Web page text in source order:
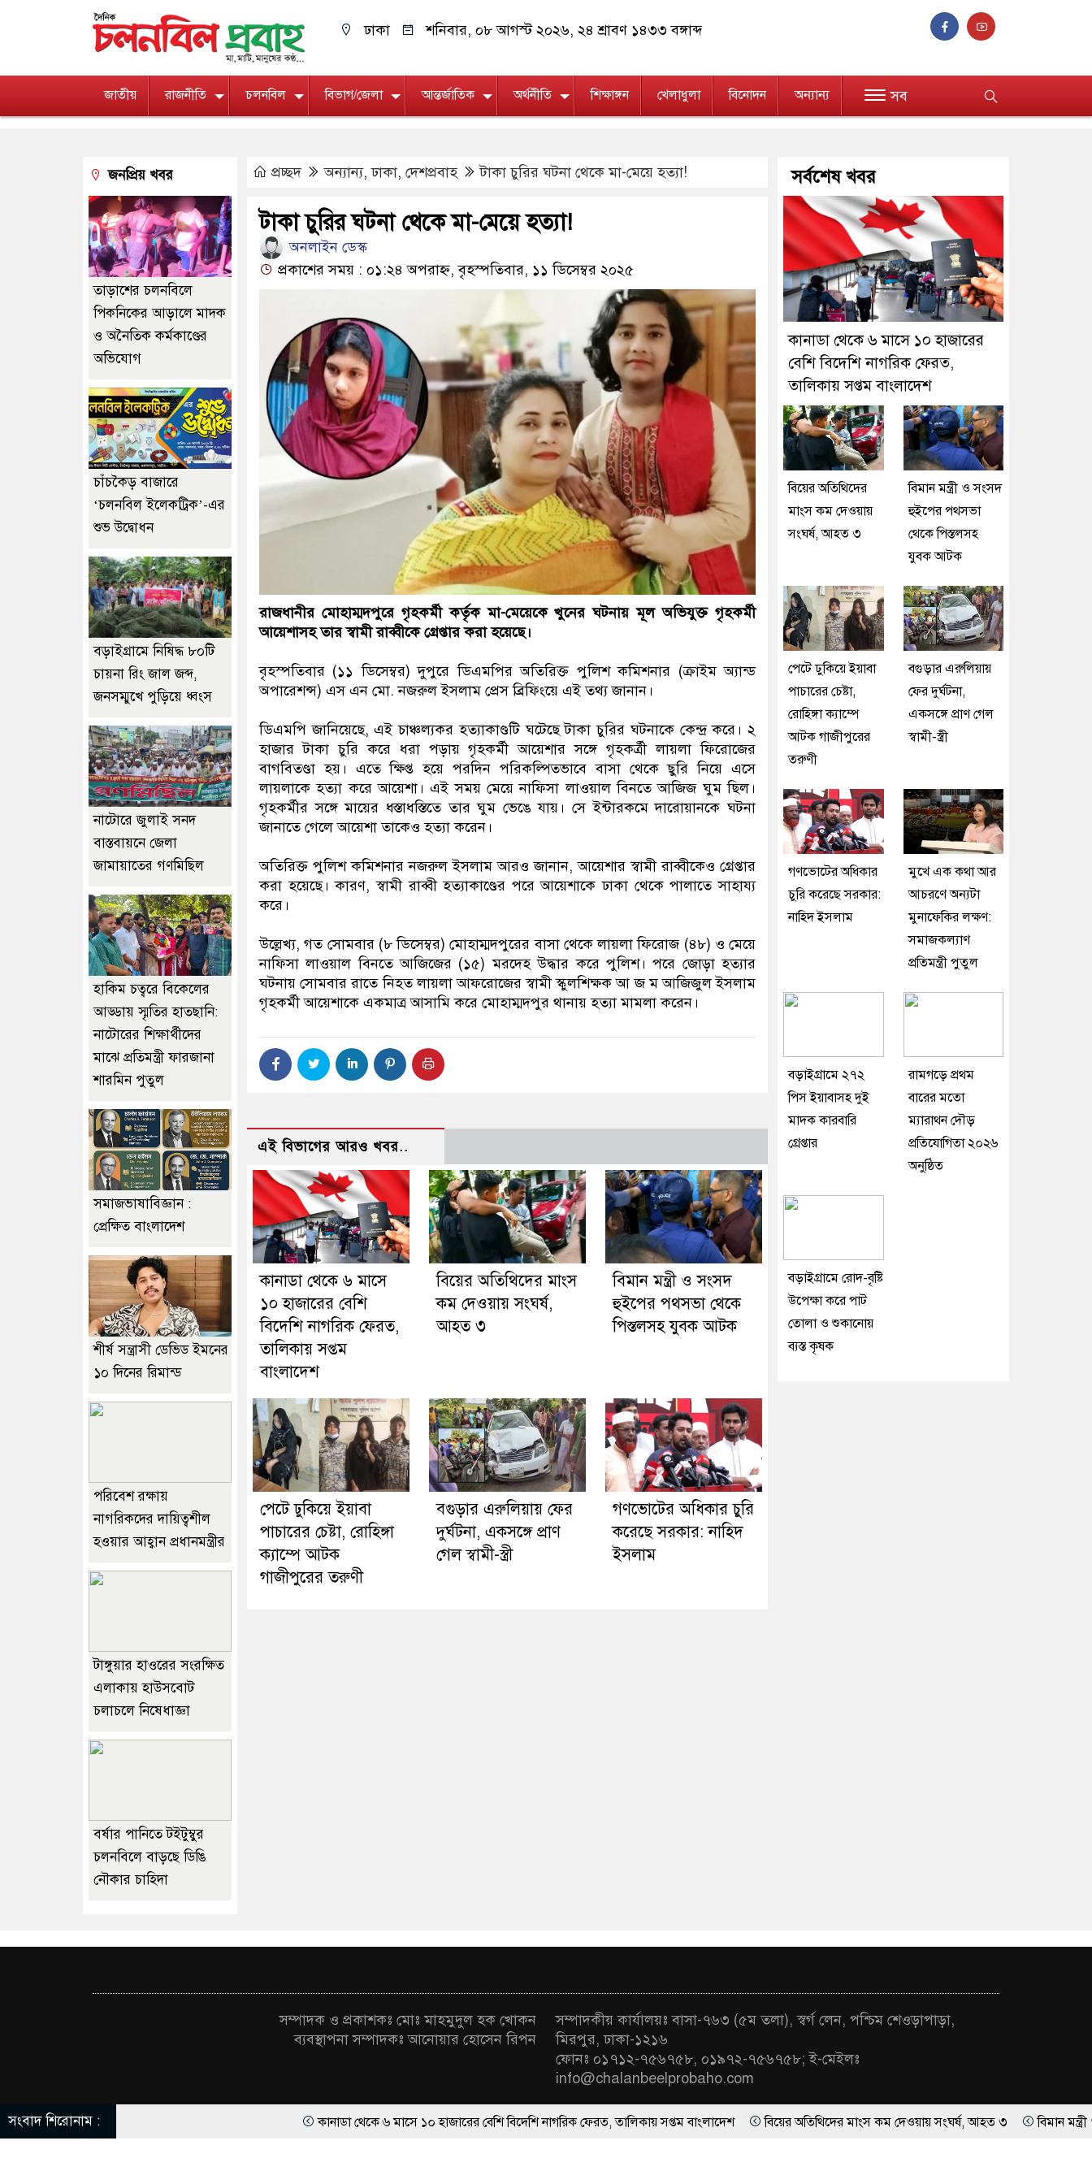
ঢাকা শনিবার, ০৮ আগস্ট ২০২৬, ২৪ শ্রাবণ ১৪৩৩ বঙ্গাব্দ
জাতীয় রাজনীতি চলনবিল বিভাগ/জেলা আন্তর্জাতিক অর্থনীতি শিক্ষাঙ্গন খেলাধুলা বিনোদন অন্যান্য সব
প্রচ্ছদ অন্যান্য,ঢাকা, দেশপ্রবাহ টাকা চুরির ঘটনা থেকে মা-মেয়ে হত্যা!
টাকা চুরির ঘটনা থেকে মা-মেয়ে হত্যা!
অনলাইন ডেস্ক
প্রকাশের সময় : ০১:২৪ অপরাহ্ন, বৃহস্পতিবার, ১১ ডিসেম্বর ২০২৫
রাজধানীর মোহাম্মদপুরে গৃহকর্মী কর্তৃক মা-মেয়েকে খুনের ঘটনায় মূল অভিযুক্ত গৃহকর্মী
আয়েশাসহ তার স্বামী রাব্বীকে গ্রেপ্তার করা হয়েছে।
বৃহস্পতিবার (১১ ডিসেম্বর) দুপুরে ডিএমপির অতিরিক্ত পুলিশ কমিশনার (ক্রাইম অ্যান্ড
অপারেশন্স) এস এন মো. নজরুল ইসলাম প্রেস ব্রিফিংয়ে এই তথ্য জানান।
ডিএমপি জানিয়েছে, এই চাঞ্চল্যকর হত্যাকাণ্ডটি ঘটেছে টাকা চুরির ঘটনাকে কেন্দ্র করে। ২
হাজার টাকা চুরি করে ধরা পড়ায় গৃহকর্মী আয়েশার সঙ্গে গৃহকর্ত্রী লায়লা ফিরোজের
বাগবিতণ্ডা হয়। এতে ক্ষিপ্ত হয়ে পরদিন পরিকল্পিতভাবে বাসা থেকে ছুরি নিয়ে এসে
লায়লাকে হত্যা করে আয়েশা। এই সময় মেয়ে নাফিসা লাওয়াল বিনতে আজিজ ঘুম ছিল।
গৃহকর্মীর সঙ্গে মায়ের ধস্তাধস্তিতে তার ঘুম ভেঙে যায়। সে ইন্টারকমে দারোয়ানকে ঘটনা
জানাতে গেলে আয়েশা তাকেও হত্যা করেন।
অতিরিক্ত পুলিশ কমিশনার নজরুল ইসলাম আরও জানান, আয়েশার স্বামী রাব্বীকেও গ্রেপ্তার
করা হয়েছে। কারণ, স্বামী রাব্বী হত্যাকাণ্ডের পরে আয়েশাকে ঢাকা থেকে পালাতে সাহায্য
করে।
উল্লেখ্য, গত সোমবার (৮ ডিসেম্বর) মোহাম্মদপুরের বাসা থেকে লায়লা ফিরোজ (৪৮) ও মেয়ে
নাফিসা লাওয়াল বিনতে আজিজের (১৫) মরদেহ উদ্ধার করে পুলিশ। পরে জোড়া হত্যার
ঘটনায় সোমবার রাতে নিহত লায়লা আফরোজের স্বামী স্কুলশিক্ষক আ জ ম আজিজুল ইসলাম
গৃহকর্মী আয়েশাকে একমাত্র আসামি করে মোহাম্মদপুর থানায় হত্যা মামলা করেন।
এই বিভাগের আরও খবর..
কানাডা থেকে ৬ মাসে
১০ হাজারের বেশি
বিদেশি নাগরিক ফেরত,
তালিকায় সপ্তম
বাংলাদেশ
বিয়ের অতিথিদের মাংস
কম দেওয়ায় সংঘর্ষ,
আহত ৩
বিমান মন্ত্রী ও সংসদ
হুইপের পথসভা থেকে
পিস্তলসহ যুবক আটক
পেটে ঢুকিয়ে ইয়াবা
পাচারের চেষ্টা, রোহিঙ্গা
ক্যাম্পে আটক
গাজীপুরের তরুণী
বগুড়ার এরুলিয়ায় ফের
দুর্ঘটনা, একসঙ্গে প্রাণ
গেল স্বামী-স্ত্রী
গণভোটের অধিকার চুরি
করেছে সরকার: নাহিদ
ইসলাম
জনপ্রিয় খবর
তাড়াশের চলনবিলে
পিকনিকের আড়ালে মাদক
ও অনৈতিক কর্মকাণ্ডের
অভিযোগ
চাঁচকৈড় বাজারে
‘চলনবিল ইলেকট্রিক’-এর
শুভ উদ্বোধন
বড়াইগ্রামে নিষিদ্ধ ৮০টি
চায়না রিং জাল জব্দ,
জনসম্মুখে পুড়িয়ে ধ্বংস
নাটোরে জুলাই সনদ
বাস্তবায়নে জেলা
জামায়াতের গণমিছিল
হাকিম চত্বরে বিকেলের
আড্ডায় স্মৃতির হাতছানি:
নাটোরের শিক্ষার্থীদের
মাঝে প্রতিমন্ত্রী ফারজানা
শারমিন পুতুল
সমাজভাষাবিজ্ঞান :
প্রেক্ষিত বাংলাদেশ
শীর্ষ সন্ত্রাসী ডেভিড ইমনের
১০ দিনের রিমান্ড
পরিবেশ রক্ষায়
নাগরিকদের দায়িত্বশীল
হওয়ার আহ্বান প্রধানমন্ত্রীর
টাঙ্গুয়ার হাওরের সংরক্ষিত
এলাকায় হাউসবোট
চলাচলে নিষেধাজ্ঞা
বর্ষার পানিতে টইটুম্বুর
চলনবিলে বাড়ছে ডিঙি
নৌকার চাহিদা
সর্বশেষ খবর
কানাডা থেকে ৬ মাসে ১০ হাজারের
বেশি বিদেশি নাগরিক ফেরত,
তালিকায় সপ্তম বাংলাদেশ
বিয়ের অতিথিদের
মাংস কম দেওয়ায়
সংঘর্ষ, আহত ৩
বিমান মন্ত্রী ও সংসদ
হুইপের পথসভা
থেকে পিস্তলসহ
যুবক আটক
পেটে ঢুকিয়ে ইয়াবা
পাচারের চেষ্টা,
রোহিঙ্গা ক্যাম্পে
আটক গাজীপুরের
তরুণী
বগুড়ার এরুলিয়ায়
ফের দুর্ঘটনা,
একসঙ্গে প্রাণ গেল
স্বামী-স্ত্রী
গণভোটের অধিকার
চুরি করেছে সরকার:
নাহিদ ইসলাম
মুখে এক কথা আর
আচরণে অন্যটা
মুনাফেকির লক্ষণ:
সমাজকল্যাণ
প্রতিমন্ত্রী পুতুল
বড়াইগ্রামে ২৭২
পিস ইয়াবাসহ দুই
মাদক কারবারি
গ্রেপ্তার
রামগড়ে প্রথম
বারের মতো
ম্যারাথন দৌড়
প্রতিযোগিতা ২০২৬
অনুষ্ঠিত
বড়াইগ্রামে রোদ-বৃষ্টি
উপেক্ষা করে পাট
তোলা ও শুকানোয়
ব্যস্ত কৃষক
সম্পাদক ও প্রকাশকঃ মোঃ মাহমুদুল হক খোকন
ব্যবস্থাপনা সম্পাদকঃ আনোয়ার হোসেন রিপন
সম্পাদকীয় কার্যালয়ঃ বাসা-৭৬৩ (৫ম তলা), স্বর্গ লেন, পশ্চিম শেওড়াপাড়া,
মিরপুর, ঢাকা-১২১৬
ফোনঃ ০১৭১২-৭৫৬৭৫৮, ০১৯৭২-৭৫৬৭৫৮; ই-মেইলঃ
info@chalanbeelprobaho.com
সংবাদ শিরোনাম : কানাডা থেকে ৬ মাসে ১০ হাজারের বেশি বিদেশি নাগরিক ফেরত, তালিকায় সপ্তম বাংলাদেশ বিয়ের অতিথিদের মাংস কম দেওয়ায় সংঘর্ষ, আহত ৩ বিমান মন্ত্রী ও সংসদ